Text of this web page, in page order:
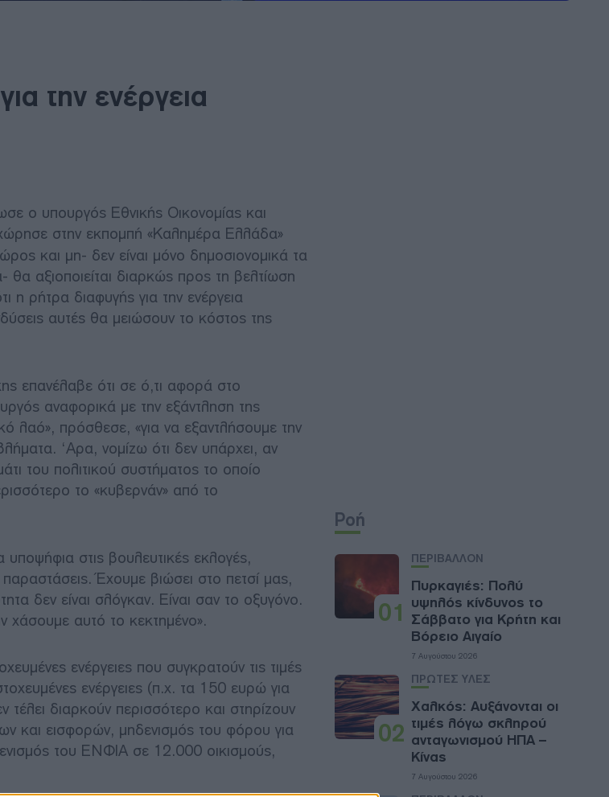
την ενέργεια
ο υπουργός Εθνικής Οικονομίας και
στην εκπομπή «Καλημέρα Ελλάδα»
και μη- δεν είναι μόνο δημοσιονομικά τα
θα αξιοποιείται διαρκώς προς τη βελτίωση
ρήτρα διαφυγής για την ενέργεια
αυτές θα μειώσουν το κόστος της
επανέλαβε ότι σε ό,τι αφορά στο
αναφορικά με την εξάντληση της
λαό», πρόσθεσε, «για να εξαντλήσουμε την
‘Αρα, νομίζω ότι δεν υπάρχει, αν
του πολιτικού συστήματος το οποίο
το «κυβερνάν» από το
στις βουλευτικές εκλογές,
Έχουμε βιώσει στο πετσί μας,
δεν είναι σλόγκαν. Είναι σαν το οξυγόνο.
χάσουμε αυτό το κεκτημένο».
ενέργειες που συγκρατούν τις τιμές
ενέργειες (π.χ. τα 150 ευρώ για
διαρκούν περισσότερο και στηρίζουν
και εισφορών, μηδενισμός του φόρου για
του ΕΝΦΙΑ σε 12.000 οικισμούς,
Ροή
01
ΠΕΡΙΒΑΛΛΟΝ
Πυρκαγιές: Πολύ
υψηλός κίνδυνος το
Σάββατο για Κρήτη και
Βόρειο Αιγαίο
7 Αυγούστου 2026
02
ΠΡΩΤΕΣ ΥΛΕΣ
Χαλκός: Αυξάνονται οι
τιμές λόγω σκληρού
ανταγωνισμού ΗΠΑ –
Κίνας
7 Αυγούστου 2026